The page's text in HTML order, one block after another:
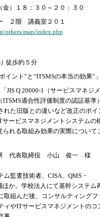
金）１８：３０～２０：３０
２階 講義室２０１
others/map/index.php
徒歩約５分
イント”と“ITSMSの本当の効果”」
JIS Q 20000-1（サービスマネジ
適合性評価制度の認証基準）
れた旧版との違いなど改正のポイ
サービスマネジメントシステムの
られる取組み効果の実際について
研 代表取締役 小山 俊一 様
監査技術者、CISA、QMS・
ほか。学校法人にて基幹システム
取組んだ後、コンサルティングフ
ィやITサービスマネジメントのコ